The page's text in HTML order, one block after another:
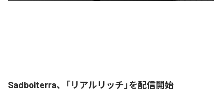
Sadboiterra、「リアルリッチ」を配信開始